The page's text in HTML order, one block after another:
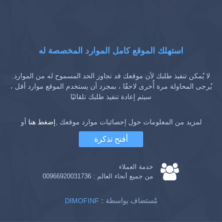
استهلك الموقع كامل الموارد المخصصة له
لا يُمكن تنفيذ طلبك لأن موقعك قد تجاوز الحد المسموح له من الموارد.
يُرجى المحاولة مرة أُخرى لاحقًا ، بمجرد أن يستخدم الموقع موارد أقل ،
سيتم إعادة تنفيذ طلبك تلقائيًا
لمزيد من المعلومات حول إحصائيات موارد موقعك ,إضغط هنا أو
أفتح تذكرة
خدمة العملاء
من جميع أنحاء العالم : 00966920031736
DIMOFINF : مُستضاف بواسطة